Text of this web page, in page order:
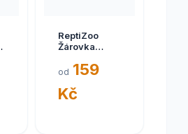
ReptiZoo
Žárovka
Basking Spot
od 159
Kč